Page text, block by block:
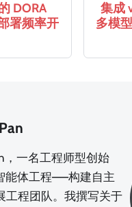
DORA
署频率开
集成
多模
，一名工程师型创始
能体工程——构建自主
工程团队。我撰写关于